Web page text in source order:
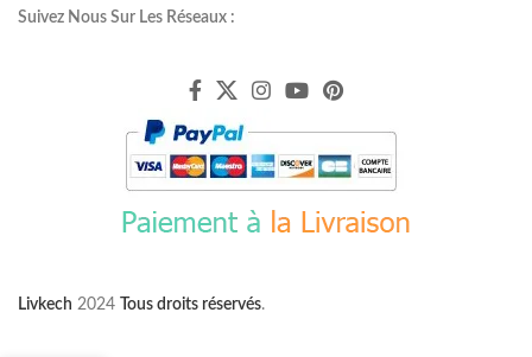
Suivez Nous Sur Les Réseaux :
Livkech 2024 Tous droits réservés.